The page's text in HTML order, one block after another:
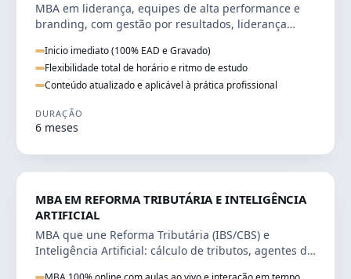
MBA em liderança, equipes de alta performance e
branding, com gestão por resultados, liderança
Inicio imediato (100% EAD e Gravado)
Flexibilidade total de horário e ritmo de estudo
Conteúdo atualizado e aplicável à prática profissional
DURAÇÃO
6 meses
MBA EM REFORMA TRIBUTÁRIA E INTELIGÊNCIA
ARTIFICIAL
MBA que une Reforma Tributária (IBS/CBS) e
Inteligência Artificial: cálculo de tributos, agentes de